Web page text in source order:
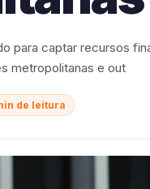
para captar recursos
metropolitanas e out
de leitura